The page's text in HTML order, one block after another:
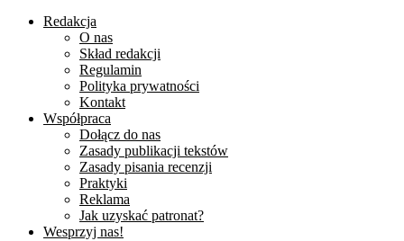
Redakcja
O nas
Skład redakcji
Regulamin
Polityka prywatności
Kontakt
Współpraca
Dołącz do nas
Zasady publikacji tekstów
Zasady pisania recenzji
Praktyki
Reklama
Jak uzyskać patronat?
Wesprzyj nas!